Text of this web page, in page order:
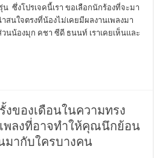
ซึ่งโปรเจคนี้เรา ขอเลือกนักร้องที่จะมา
สนใจตรงที่น้องไม่เคยมีผลงานเพลงมา
นน้องมุก คชา ซีดี ธนนท์ เราเคยเห็นและ
ของเดือนในความทรง
เพลงที่อาจทำให้คุณนึกย้อน
มากับใครบางคน